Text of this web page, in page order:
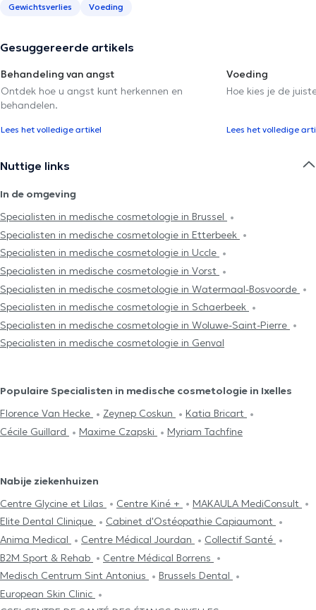
Gewichtsverlies Voeding
Gesuggereerde artikels
Behandeling van angst
Ontdek hoe u angst kunt herkennen en
behandelen.
Lees het volledige artikel
Voeding
Hoe kies je de
Lees het volledige
Nuttige links
In de omgeving
Specialisten in medische cosmetologie in Brussel
Specialisten in medische cosmetologie in Etterbeek
Specialisten in medische cosmetologie in Uccle
Specialisten in medische cosmetologie in Vorst
Specialisten in medische cosmetologie in Watermaal-Bosvoorde
Specialisten in medische cosmetologie in Schaerbeek
Specialisten in medische cosmetologie in Woluwe-Saint-Pierre
Specialisten in medische cosmetologie in Genval
Populaire Specialisten in medische cosmetologie in Ixelles
Florence Van Hecke
Zeynep Coskun
Katia Bricart
Cécile Guillard
Maxime Czapski Myriam Tachfine
Nabije ziekenhuizen
Centre Glycine et Lilas
Centre Kiné +
MAKAULA MediConsult
Elite Dental Clinique
Cabinet d'Ostéopathie Capiaumont
Anima Medical
Centre Médical Jourdan
Collectif Santé
B2M Sport & Rehab
Centre Médical Borrens
Medisch Centrum Sint Antonius
Brussels Dental
European Skin Clinic